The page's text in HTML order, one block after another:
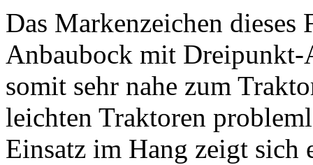
Das Markenzeichen
Anbaubock mit
somit sehr nahe zum
leichten Traktoren
Einsatz im Hang zeigt sich